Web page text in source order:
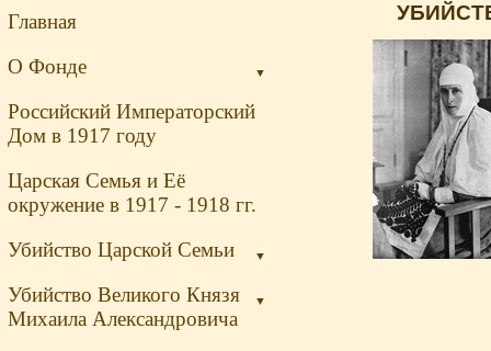
Главная
▼
О Фонде
Российский Императорский
Дом в 1917 году
Царская Семья и Её
окружение в 1917 - 1918 гг.
▼
Убийство Царской Семьи
▼
Убийство Великого Князя
Михаила Александровича